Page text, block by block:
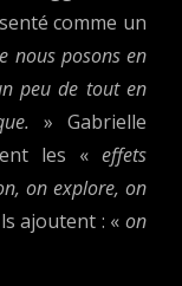
comme un
nous posons en
peu de tout en
» Gabrielle
les « effets
on explore, on
ajoutent : «on